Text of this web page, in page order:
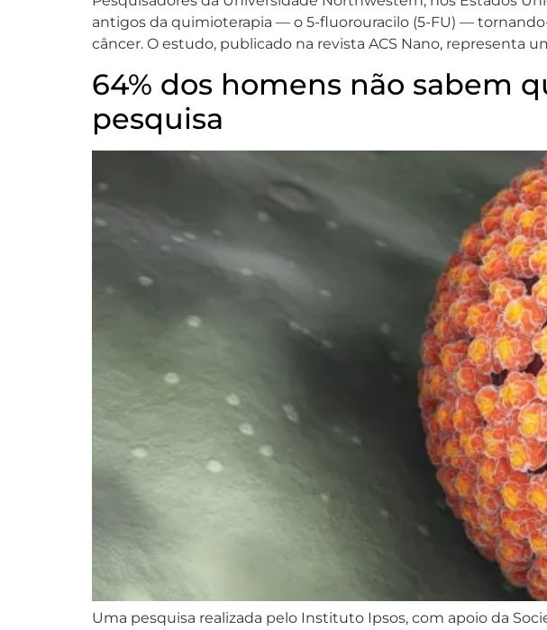
antigos da quimioterapia — o 5-fluorouracilo (5-FU) —
câncer. O estudo, publicado na revista ACS Nano, representa
64% dos homens não sabem
pesquisa
Uma pesquisa realizada pelo Instituto Ipsos, com apoio da